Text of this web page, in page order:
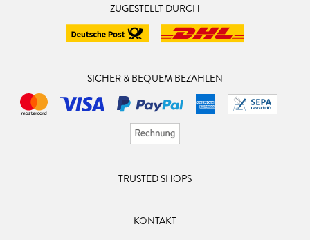
ZUGESTELLT DURCH
SICHER & BEQUEM BEZAHLEN
TRUSTED SHOPS
KONTAKT